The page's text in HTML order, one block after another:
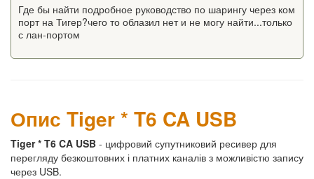
Где бы найти подробное руководство по шарингу через ком
порт на Тигер?чего то облазил нет и не могу найти...только
с лан-портом
Опис Tiger * T6 CA USB
Tiger * T6 CA USB - цифровий супутниковий ресивер для
перегляду безкоштовних і платних каналів з можливістю запису
через USB.